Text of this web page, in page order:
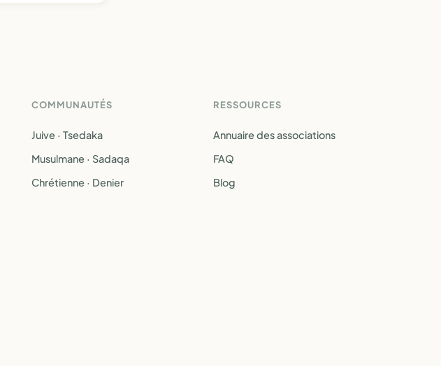
COMMUNAUTÉS
Juive · Tsedaka
Musulmane · Sadaqa
Chrétienne · Denier
RESSOURCES
Annuaire des associations
FAQ
Blog